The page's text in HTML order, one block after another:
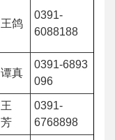
王鸽
0391-
6088188
谭真
0391-6893
096
王
芳
0391-
6768898